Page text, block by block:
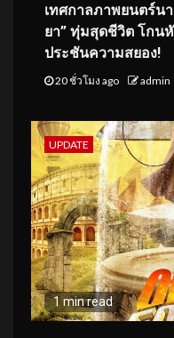
เทศกาลภาพยนตร์น
ยา” ทุ่มสุดชีวิต โกน
ประชันความสยอง!
20 ชั่วโมง ago admin
UPDATE
1 min read